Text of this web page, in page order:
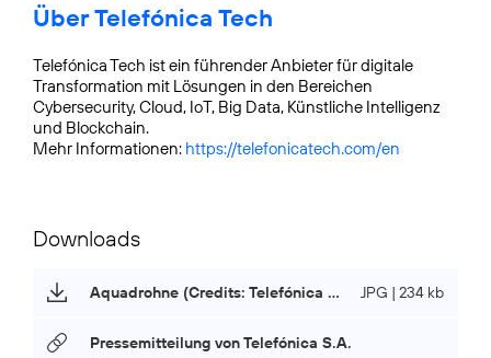
Über Telefónica Tech
Telefónica Tech ist ein führender Anbieter für digitale
Transformation mit Lösungen in den Bereichen
Cybersecurity, Cloud, IoT, Big Data, Künstliche Intelligenz
und Blockchain.
Mehr Informationen: https://telefonicatech.com/en
Downloads
Aquadrohne (Credits: Telefónica S.A.) JPG | 234 kb
Pressemitteilung von Telefónica S.A.